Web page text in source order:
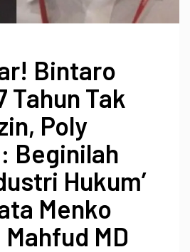
Bintaro
Tahun Tak
Poly
Beginilah
Hukum’
Menko
MD